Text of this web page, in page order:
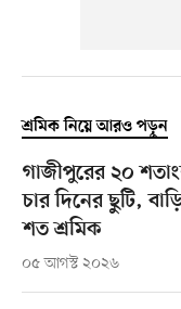
শ্রমিক নিয়ে আরও পড়ুন
গাজীপুরের ২০
চার দিনের ছুটি,
শত শ্রমিক
০৫ আগস্ট ২০২৬